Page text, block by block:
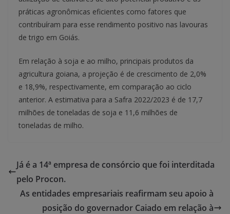
práticas agronômicas eficientes como fatores que
contribuíram para esse rendimento positivo nas lavouras
de trigo em Goiás.
Em relação à soja e ao milho, principais produtos da
agricultura goiana, a projeção é de crescimento de 2,0%
e 18,9%, respectivamente, em comparação ao ciclo
anterior. A estimativa para a Safra 2022/2023 é de 17,7
milhões de toneladas de soja e 11,6 milhões de
toneladas de milho.
Já é a 14ª empresa de consórcio que foi interditada
pelo Procon.
As entidades empresariais reafirmam seu apoio à
posição do governador Caiado em relação à